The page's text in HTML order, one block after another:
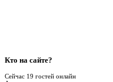
Кто на сайте?
Сейчас 19 гостей онлайн